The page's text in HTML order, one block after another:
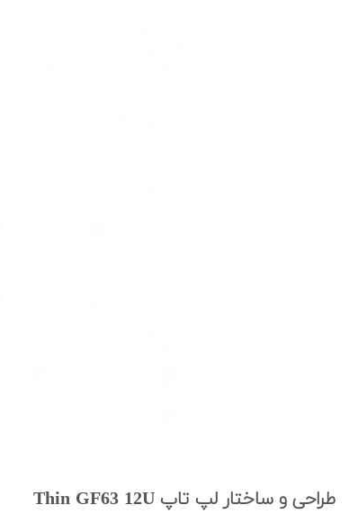
طراحی و ساختار لپ تاپ Thin GF63 12U